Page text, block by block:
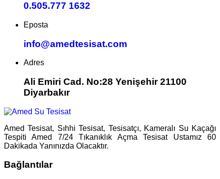
0.505.777 1632
Eposta
info@amedtesisat.com
Adres
Ali Emiri Cad. No:28 Yenişehir 21100
Diyarbakır
Amed Tesisat, Sıhhi Tesisat, Tesisatçı, Kameralı Su Kaçağı
Tespiti Amed 7/24 Tıkanıklık Açma Tesisat Ustamız 60
Dakikada Yanınızda Olacaktır.
Bağlantılar